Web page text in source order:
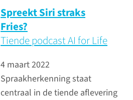
Spreekt Siri straks
Fries?
Tiende podcast AI for Life
4 maart 2022
Spraakherkenning staat
centraal in de tiende aflevering